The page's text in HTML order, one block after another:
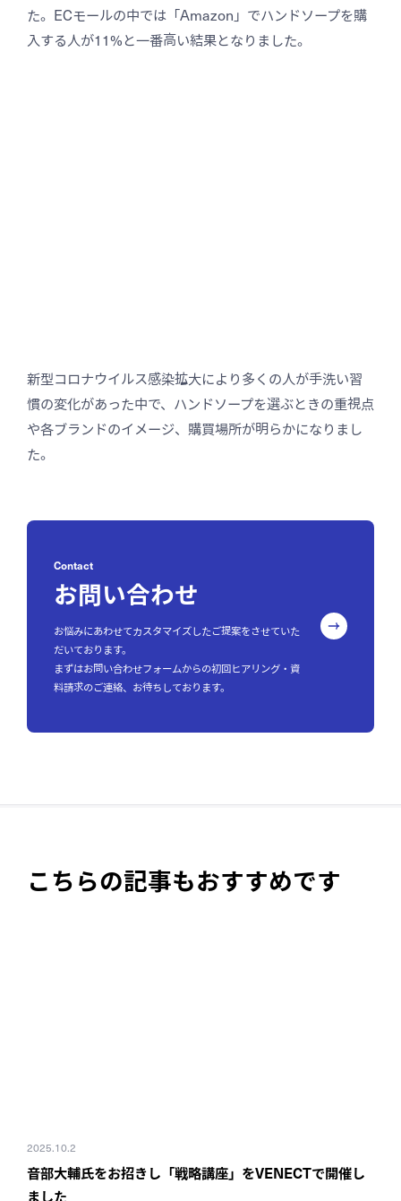
た。ECモールの中では「Amazon」でハンドソープを購
入する人が11%と一番高い結果となりました。
新型コロナウイルス感染拡大により多くの人が手洗い習
慣の変化があった中で、ハンドソープを選ぶときの重視点
や各ブランドのイメージ、購買場所が明らかになりまし
た。
Contact
お問い合わせ
お悩みにあわせてカスタマイズしたご提案をさせていた
だいております。
まずはお問い合わせフォームからの初回ヒアリング・資
料請求のご連絡、お待ちしております。
こちらの記事もおすすめです
2025.10.2
音部大輔氏をお招きし「戦略講座」をVENECTで開催し
ました